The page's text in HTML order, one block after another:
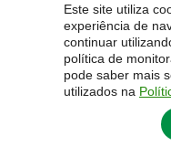
Este site utiliza
experiência de
continuar
política de
pode saber mais
utilizados na
Portal Unipampa
Reitoria Unipampa
REFA – Instrumentos